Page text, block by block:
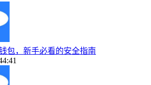
包，新手必看的安全指南